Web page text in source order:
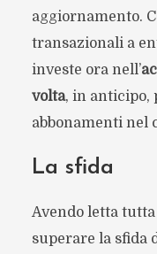
aggiornamento.
transazionali a
investe ora nell’
volta, in anticipo,
abbonamenti nel
La sfida
Avendo letta
superare la sfida